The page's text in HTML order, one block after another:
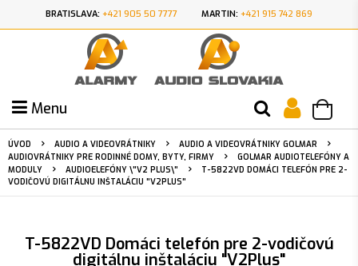
BRATISLAVA: +421 905 50 7777 MARTIN: +421 915 742 869
Menu
ÚVOD AUDIO A VIDEOVRÁTNIKY
AUDIO A VIDEOVRÁTNIKY GOLMAR
AUDIOVRÁTNIKY PRE RODINNÉ DOMY, BYTY, FIRMY
GOLMAR AUDIOTELEFÓNY A
MODULY
AUDIOELEFÓNY \"V2 PLUS\"
T-5822VD DOMÁCI TELEFÓN PRE 2-
VODIČOVÚ DIGITÁLNU INŠTALÁCIU "V2PLUS"
T-5822VD Domáci telefón pre 2-vodičovú
digitálnu inštaláciu "V2Plus"